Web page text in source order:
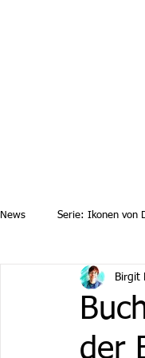
News Serie: Ikonen von
der
Birgit